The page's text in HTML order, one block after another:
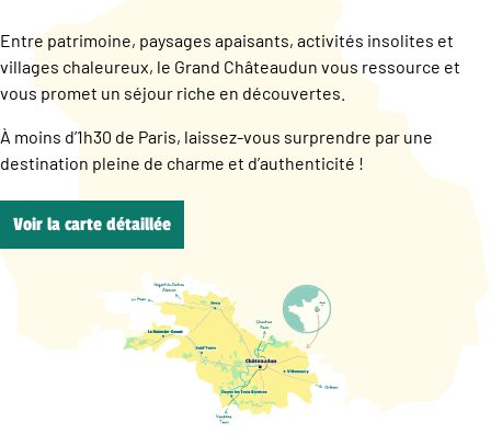
Entre patrimoine, paysages apaisants, activités insolites et
villages chaleureux, le Grand Châteaudun vous ressource et
vous promet un séjour riche en découvertes.
À moins d’1h30 de Paris, laissez-vous surprendre par une
destination pleine de charme et d’authenticité !
Voir la carte détaillée